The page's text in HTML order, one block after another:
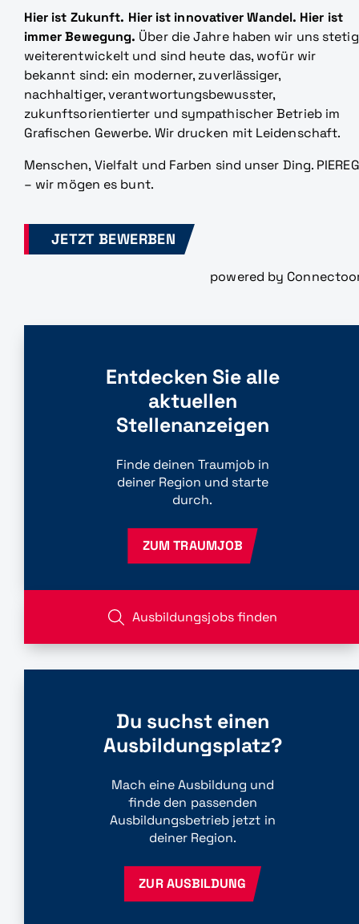
Hier ist Zukunft. Hier ist innovativer Wandel. Hier ist
immer Bewegung. Über die Jahre haben wir uns stetig
weiterentwickelt und sind heute das, wofür wir
bekannt sind: ein moderner, zuverlässiger,
nachhaltiger, verantwortungsbewusster,
zukunftsorientierter und sympathischer Betrieb im
Grafischen Gewerbe. Wir drucken mit Leidenschaft.
Menschen, Vielfalt und Farben sind unser Ding. PIEREG
– wir mögen es bunt.
JETZT BEWERBEN
powered by
Entdecken Sie alle
aktuellen
Stellenanzeigen
Finde deinen Traumjob in
deiner Region und starte
durch.
ZUM TRAUMJOB
Ausbildungsjobs finden
Du suchst einen
Ausbildungsplatz?
Mach eine Ausbildung und
finde den passenden
Ausbildungsbetrieb jetzt in
deiner Region.
ZUR AUSBILDUNG